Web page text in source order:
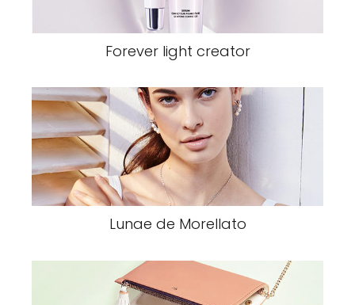
Forever light creator
Lunae de Morellato